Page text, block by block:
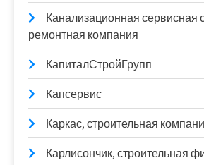
Канализационная сервисная
ремонтная компания
КапиталСтройГрупп
Капсервис
Каркас, строительная
Карлисончик, строительная